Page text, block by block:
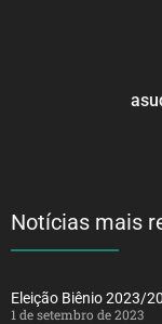
Notícias mais
Eleição Biênio 2023/
1 de setembro de 2023